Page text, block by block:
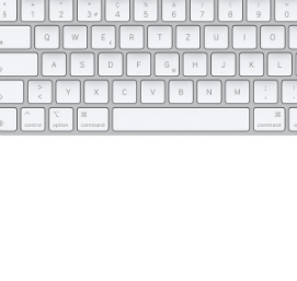
Précédent
Image
-
Magic
Keyboard
C) -